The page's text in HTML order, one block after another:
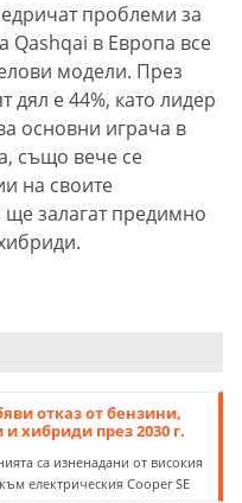
проблеми за
Qashqai в Европа все
модели. През
дял е 44%, като лидер
основни играча в
също вече се
на своите
ще залагат предимно
отказ от бензини,
хибриди през 2030 г.
са изненадани от високия
електрическия Cooper SE